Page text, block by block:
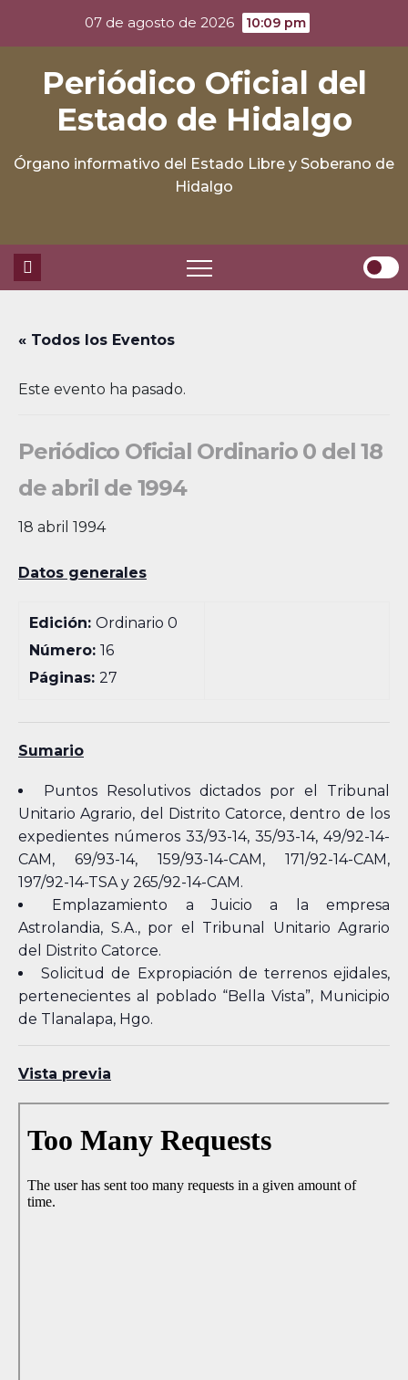
07 de agosto de 2026 10:09 pm
Periódico Oficial del
Estado de Hidalgo
Órgano informativo del Estado Libre y Soberano de
Hidalgo
« Todos los Eventos
Este evento ha pasado.
Periódico Oficial Ordinario 0 del 18
de abril de 1994
18 abril 1994
Datos generales
Edición:Ordinario 0
Número:16
Páginas:27
Sumario
Puntos Resolutivos dictados por el Tribunal
Unitario Agrario, del Distrito Catorce, dentro de los
expedientes números 33/93-14, 35/93-14, 49/92-14-
CAM, 69/93-14, 159/93-14-CAM, 171/92-14-CAM,
197/92-14-TSA y 265/92-14-CAM.
Emplazamiento a Juicio a la empresa
Astrolandia, S.A., por el Tribunal Unitario Agrario
del Distrito Catorce.
Solicitud de Expropiación de terrenos ejidales,
pertenecientes al poblado “Bella Vista”, Municipio
de Tlanalapa, Hgo.
Vista previa
Skip
to
PDF
content